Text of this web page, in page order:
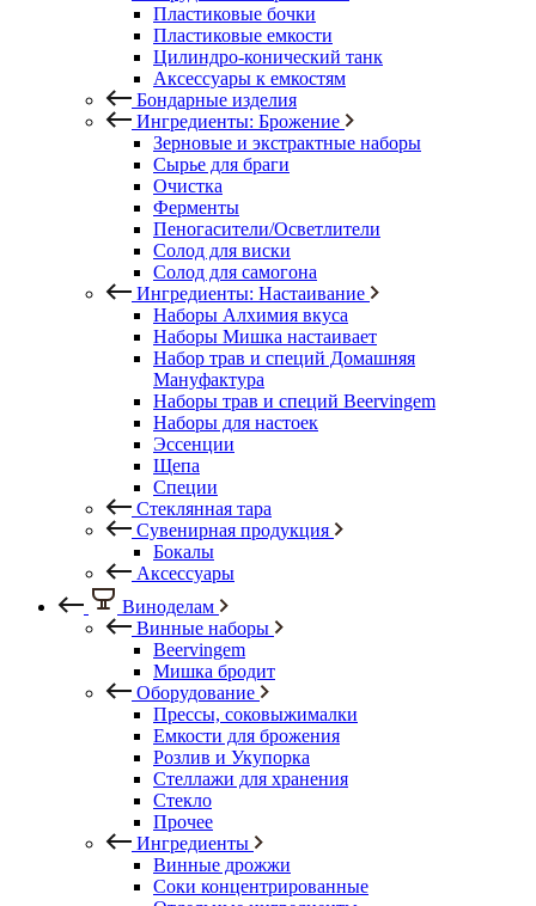
Пластиковые бочки
Пластиковые емкости
Цилиндро-конический танк
Аксессуары к емкостям
Бондарные изделия
Ингредиенты: Брожение
Зерновые и экстрактные наборы
Сырье для браги
Очистка
Ферменты
Пеногасители/Осветлители
Солод для виски
Солод для самогона
Ингредиенты: Настаивание
Наборы Алхимия вкуса
Наборы Мишка настаивает
Набор трав и специй Домашняя
Мануфактура
Наборы трав и специй Beervingem
Наборы для настоек
Эссенции
Щепа
Специи
Стеклянная тара
Сувенирная продукция
Бокалы
Аксессуары
Виноделам
Винные наборы
Beervingem
Мишка бродит
Оборудование
Прессы, соковыжималки
Емкости для брожения
Розлив и Укупорка
Стеллажи для хранения
Стекло
Прочее
Ингредиенты
Винные дрожжи
Соки концентрированные